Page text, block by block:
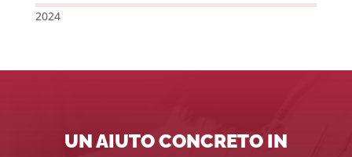
2024
UN AIUTO CONCRETO IN